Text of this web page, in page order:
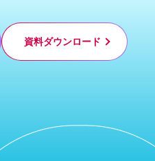
資料ダウンロード